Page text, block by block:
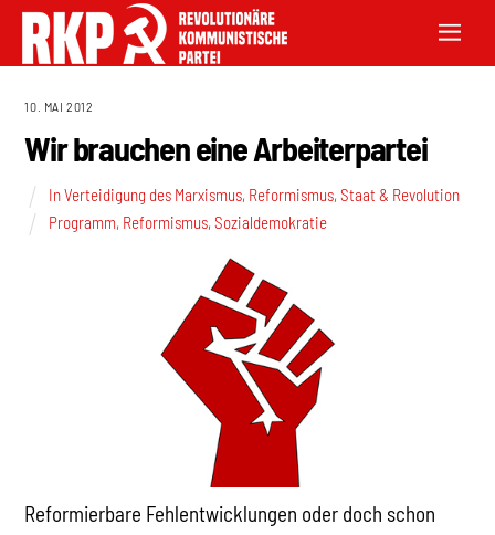
10. MAI 2012
Wir brauchen eine Arbeiterpartei
In Verteidigung des Marxismus, Reformismus, Staat & Revolution
Programm, Reformismus, Sozialdemokratie
Reformierbare Fehlentwicklungen oder doch schon